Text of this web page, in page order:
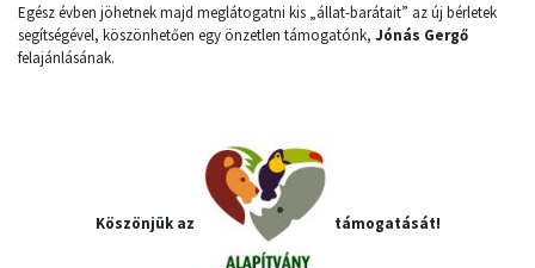
Egész évben jöhetnek majd meglátogatni kis „állat-barátait” az új bérletek
segítségével, köszönhetően egy önzetlen támogatónk, Jónás Gergő
felajánlásának.
Köszönjük az támogatását!